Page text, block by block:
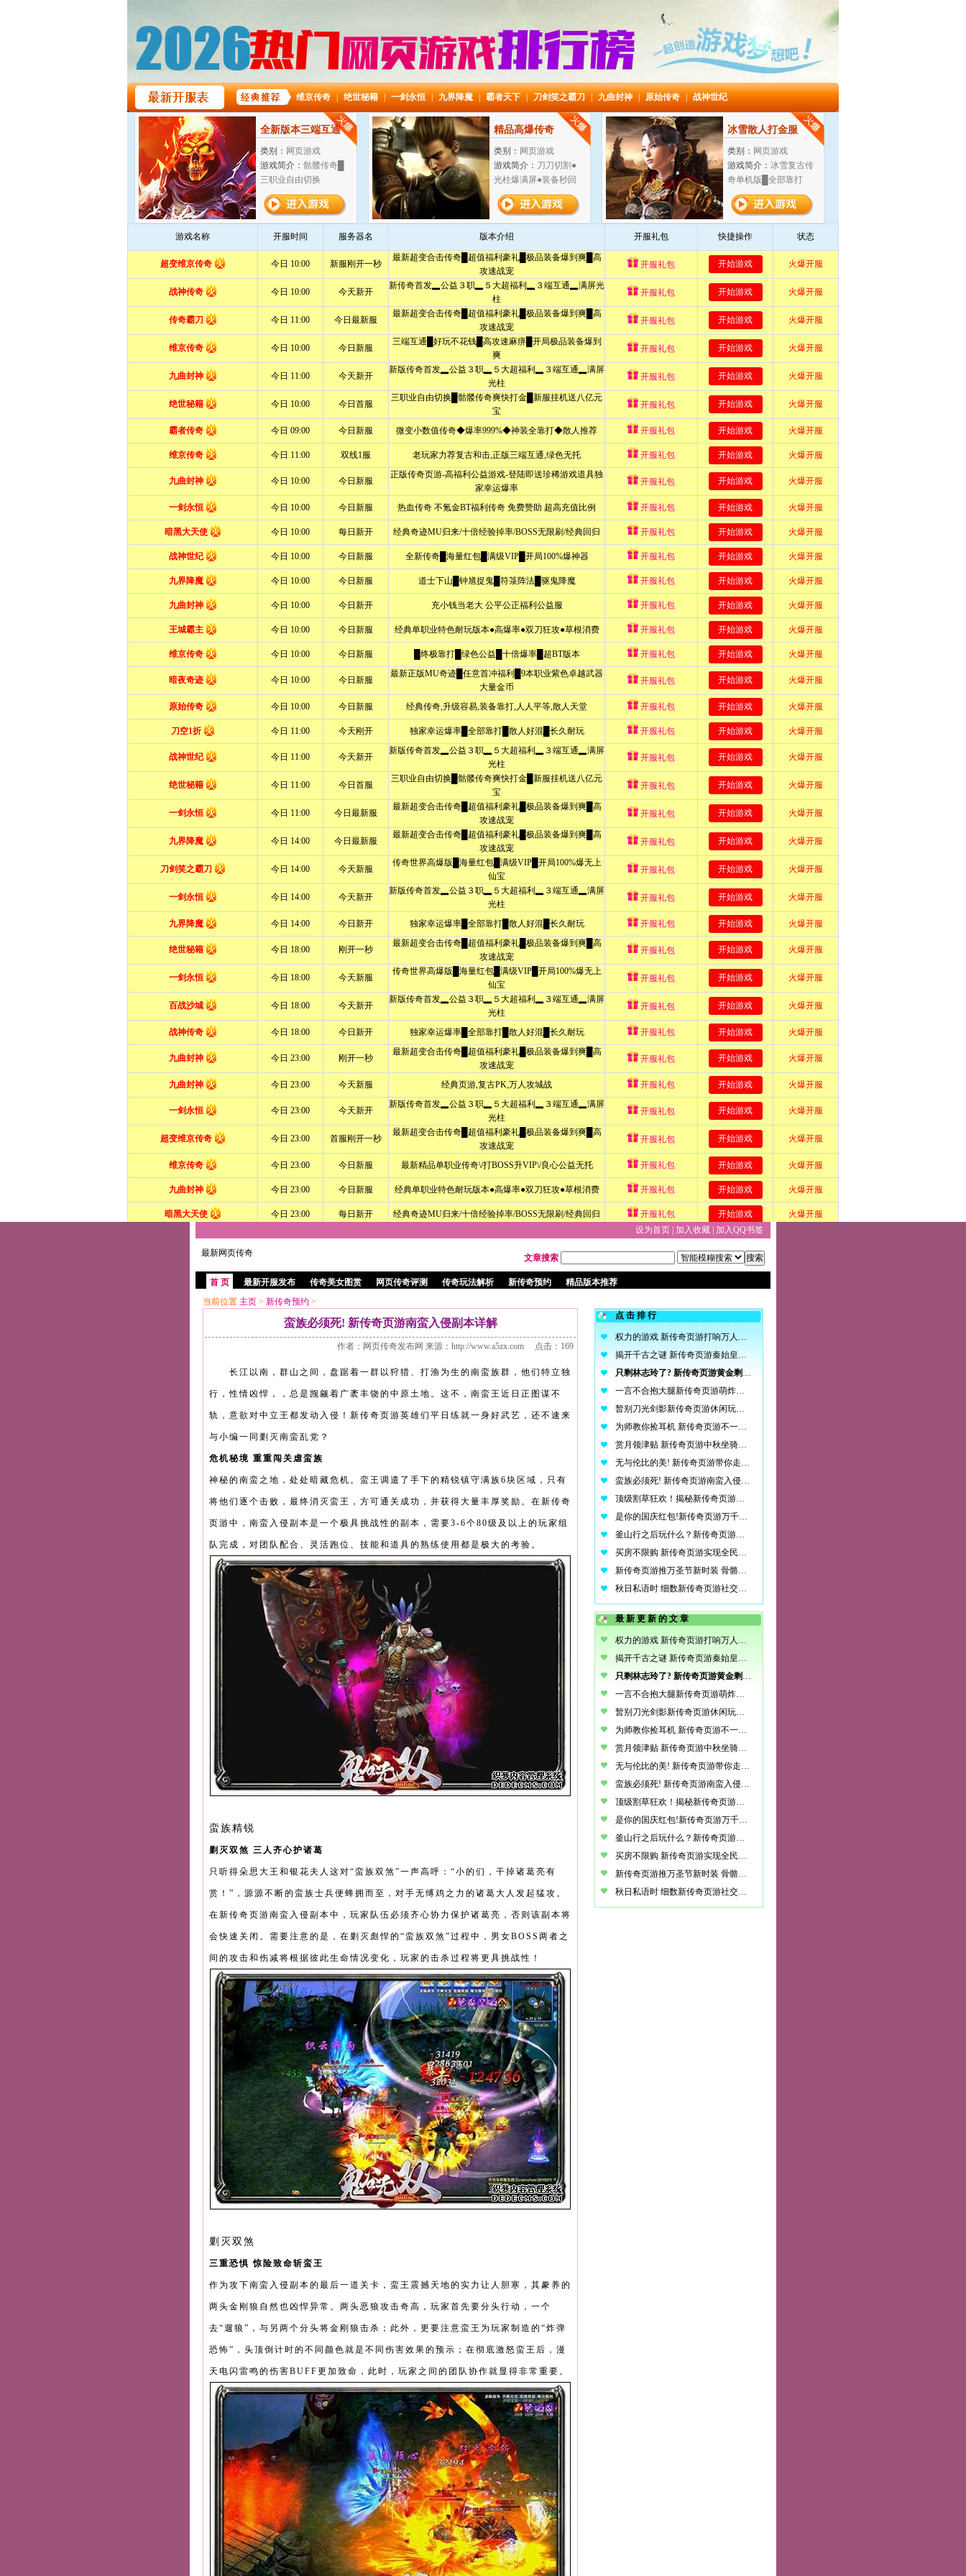
设为首页 加入收藏 加入QQ书签
最新网页传奇 文章搜索 搜索
首 页 最新开服发布 传奇美女图赏 网页传奇评测 传奇玩法解析 新传奇预约
精品版本推荐
当前位置 主页 > 新传奇预约 >
蛮族必须死! 新传奇页游南蛮入侵副本详解
作者：网页传奇发布网 来源：http://www.a5zx.com 点击：169
长江以南，群山之间，盘踞着一群以狩猎、打渔为生的南蛮族群，他们特立独
行，性情凶悍，，总是觊觎着广袤丰饶的中原土地。这不，南蛮王近日正图谋不
轨，意欲对中立王都发动入侵！新传奇页游英雄们平日练就一身好武艺，还不速来
与小编一同剿灭南蛮乱党？
危机秘境 重重闯关虐蛮族
神秘的南蛮之地，处处暗藏危机。蛮王调遣了手下的精锐镇守满族6块区域，只有
将他们逐个击败，最终消灭蛮王，方可通关成功，并获得大量丰厚奖励。在新传奇
页游中，南蛮入侵副本是一个极具挑战性的副本，需要3-6个80级及以上的玩家组
队完成，对团队配合、灵活跑位、技能和道具的熟练使用都是极大的考验。
蛮族精锐
剿灭双煞 三人齐心护诸葛
只听得朵思大王和银花夫人这对“蛮族双煞”一声高呼：“小的们，干掉诸葛亮有
赏！”，源源不断的蛮族士兵便蜂拥而至，对手无缚鸡之力的诸葛大人发起猛攻。
在新传奇页游南蛮入侵副本中，玩家队伍必须齐心协力保护诸葛亮，否则该副本将
会快速关闭。需要注意的是，在剿灭彪悍的“蛮族双煞”过程中，男女BOSS两者之
间的攻击和伤减将根据彼此生命情况变化，玩家的击杀过程将更具挑战性！
剿灭双煞
三重恐惧 惊险致命斩蛮王
作为攻下南蛮入侵副本的最后一道关卡，蛮王震撼天地的实力让人胆寒，其豢养的
两头金刚狼自然也凶悍异常。两头恶狼攻击奇高，玩家首先要分头行动，一个
去“遛狼”，与另两个分头将金刚狼击杀；此外，更要注意蛮王为玩家制造的“炸弹
恐怖”，头顶倒计时的不同颜色就是不同伤害效果的预示；在彻底激怒蛮王后，漫
天电闪雷鸣的伤害BUFF更加致命，此时，玩家之间的团队协作就显得非常重要。
点击排行
权力的游戏 新传奇页游打响万人龙脉争夺战
揭开千古之谜 新传奇页游秦始皇陵玩法详解
只剩林志玲了? 新传奇页游黄金剩女大盘点
一言不合抱大腿新传奇页游萌炸珍兽曝光
暂别刀光剑影新传奇页游休闲玩法曝光
为师教你捡耳机 新传奇页游不一样的师徒系统
赏月领津贴 新传奇页游中秋坐骑免费送
无与伦比的美! 新传奇页游带你走进云梦山
蛮族必须死! 新传奇页游南蛮入侵副本详解
顶级割草狂欢！揭秘新传奇页游乱世无双副本
是你的国庆红包!新传奇页游万千豪礼大狂欢
釜山行之后玩什么？新传奇页游白骨原狂斩丧尸
买房不限购 新传奇页游实现全民置业梦
新传奇页游推万圣节新时装 骨骼透视造型登场
秋日私语时 细数新传奇页游社交系统暖心玩法
最新更新的文章
权力的游戏 新传奇页游打响万人龙脉争夺战
揭开千古之谜 新传奇页游秦始皇陵玩法详解
只剩林志玲了? 新传奇页游黄金剩女大盘点
一言不合抱大腿新传奇页游萌炸珍兽曝光
暂别刀光剑影新传奇页游休闲玩法曝光
为师教你捡耳机 新传奇页游不一样的师徒系统
赏月领津贴 新传奇页游中秋坐骑免费送
无与伦比的美! 新传奇页游带你走进云梦山
蛮族必须死! 新传奇页游南蛮入侵副本详解
顶级割草狂欢！揭秘新传奇页游乱世无双副本
是你的国庆红包!新传奇页游万千豪礼大狂欢
釜山行之后玩什么？新传奇页游白骨原狂斩丧尸
买房不限购 新传奇页游实现全民置业梦
新传奇页游推万圣节新时装 骨骼透视造型登场
秋日私语时 细数新传奇页游社交系统暖心玩法